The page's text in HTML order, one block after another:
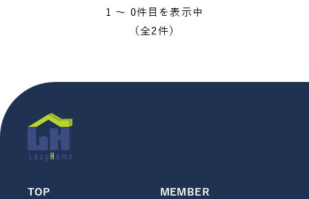
1 〜 0件目を表示中
（全2件）
TOP MEMBER